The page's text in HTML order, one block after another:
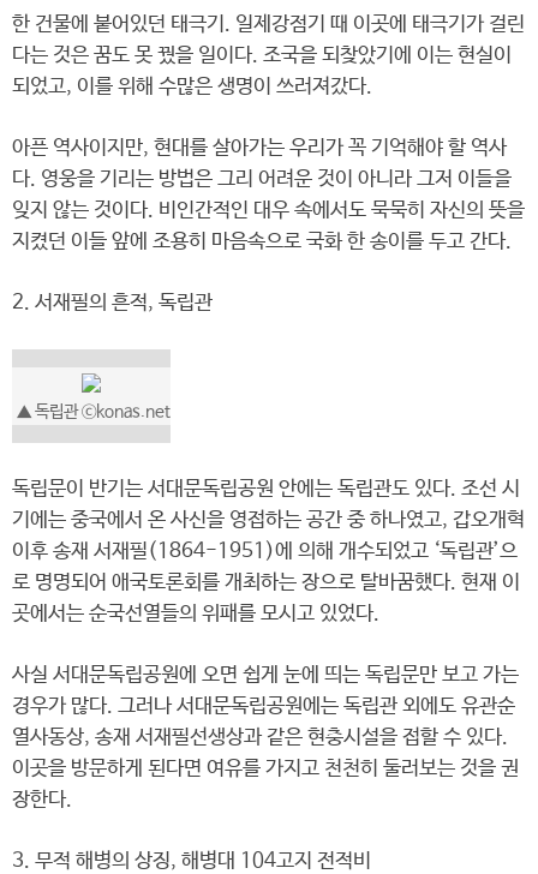
한 건물에 붙어있던 태극기. 일제강점기 때 이곳에 태극기가 걸린
다는 것은 꿈도 못 꿨을 일이다. 조국을 되찾았기에 이는 현실이
되었고, 이를 위해 수많은 생명이 쓰러져갔다.
아픈 역사이지만, 현대를 살아가는 우리가 꼭 기억해야 할 역사
다. 영웅을 기리는 방법은 그리 어려운 것이 아니라 그저 이들을
잊지 않는 것이다. 비인간적인 대우 속에서도 묵묵히 자신의 뜻을
지켰던 이들 앞에 조용히 마음속으로 국화 한 송이를 두고 간다.
2. 서재필의 흔적, 독립관
▲ 독립관 ⓒkonas.net
독립문이 반기는 서대문독립공원 안에는 독립관도 있다. 조선 시
기에는 중국에서 온 사신을 영접하는 공간 중 하나였고, 갑오개혁
이후 송재 서재필(1864-1951)에 의해 개수되었고 ‘독립관’으
로 명명되어 애국토론회를 개최하는 장으로 탈바꿈했다. 현재 이
곳에서는 순국선열들의 위패를 모시고 있었다.
사실 서대문독립공원에 오면 쉽게 눈에 띄는 독립문만 보고 가는
경우가 많다. 그러나 서대문독립공원에는 독립관 외에도 유관순
열사동상, 송재 서재필선생상과 같은 현충시설을 접할 수 있다.
이곳을 방문하게 된다면 여유를 가지고 천천히 둘러보는 것을 권
장한다.
3. 무적 해병의 상징, 해병대 104고지 전적비